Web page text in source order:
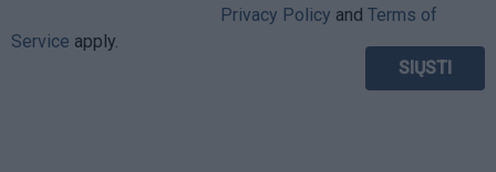
Privacy Policy and Terms of
Service apply.